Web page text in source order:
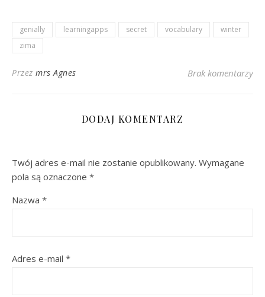
genially learningapps secret vocabulary
winter
zima
Przez mrs Agnes Brak komentarzy
DODAJ KOMENTARZ
Twój adres e-mail nie zostanie opublikowany. Wymagane
pola są oznaczone *
Nazwa *
Adres e-mail *